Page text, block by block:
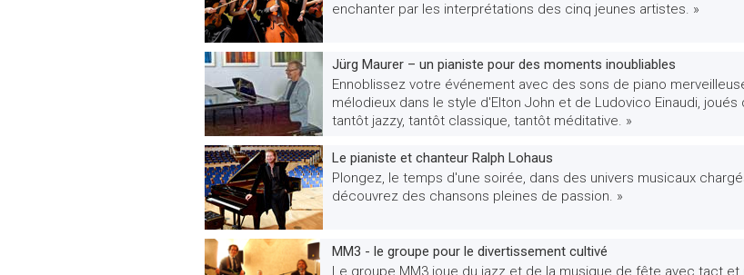
enchanter par les interprétations des cinq jeunes artistes. »
Jürg Maurer – un pianiste pour des moments inoubliables
Ennoblissez votre événement avec des sons de piano
mélodieux dans le style d'Elton John et de Ludovico Einaudi, joués
tantôt jazzy, tantôt classique, tantôt méditative. »
Le pianiste et chanteur Ralph Lohaus
Plongez, le temps d'une soirée, dans des univers musicaux
découvrez des chansons pleines de passion. »
MM3 - le groupe pour le divertissement cultivé
Le groupe MM3 joue du jazz et de la musique de fête avec tact et